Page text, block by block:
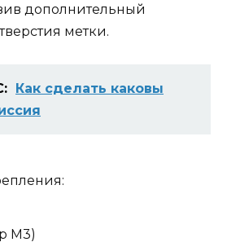
дополнительный
метки.
Как сделать каковы
M3)